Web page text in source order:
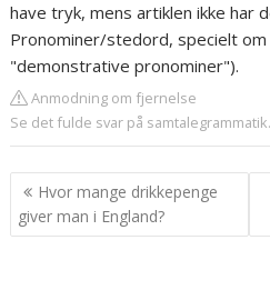
have tryk, mens artiklen ikke har
Pronominer/stedord, specielt
"demonstrative pronominer").
Anmodning om fjernelse
Se det fulde svar på
Indlægsnavigation
Hvor mange drikkepenge
giver man i England?